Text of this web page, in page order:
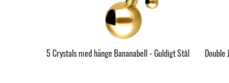
5 Crystals med hänge Bananabell - Guldigt Stål Double